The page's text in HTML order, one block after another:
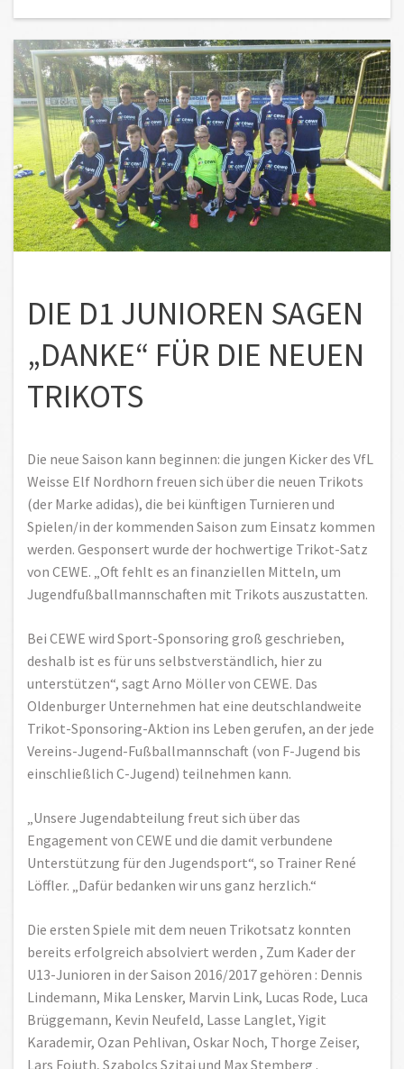
DIE D1 JUNIOREN SAGEN
„DANKE“ FÜR DIE NEUEN
TRIKOTS
Die neue Saison kann beginnen: die jungen Kicker des VfL
Weisse Elf Nordhorn freuen sich über die neuen Trikots
(der Marke adidas), die bei künftigen Turnieren und
Spielen/in der kommenden Saison zum Einsatz kommen
werden. Gesponsert wurde der hochwertige Trikot-Satz
von CEWE. „Oft fehlt es an finanziellen Mitteln, um
Jugendfußballmannschaften mit Trikots auszustatten.
Bei CEWE wird Sport-Sponsoring groß geschrieben,
deshalb ist es für uns selbstverständlich, hier zu
unterstützen“, sagt Arno Möller von CEWE. Das
Oldenburger Unternehmen hat eine deutschlandweite
Trikot-Sponsoring-Aktion ins Leben gerufen, an der jede
Vereins-Jugend-Fußballmannschaft (von F-Jugend bis
einschließlich C-Jugend) teilnehmen kann.
„Unsere Jugendabteilung freut sich über das
Engagement von CEWE und die damit verbundene
Unterstützung für den Jugendsport“, so Trainer René
Löffler. „Dafür bedanken wir uns ganz herzlich.“
Die ersten Spiele mit dem neuen Trikotsatz konnten
bereits erfolgreich absolviert werden , Zum Kader der
U13-Junioren in der Saison 2016/2017 gehören : Dennis
Lindemann, Mika Lensker, Marvin Link, Lucas Rode, Luca
Brüggemann, Kevin Neufeld, Lasse Langlet, Yigit
Karademir, Ozan Pehlivan, Oskar Noch, Thorge Zeiser,
Lars Fojuth, Szabolcs Szitai und Max Stemberg .